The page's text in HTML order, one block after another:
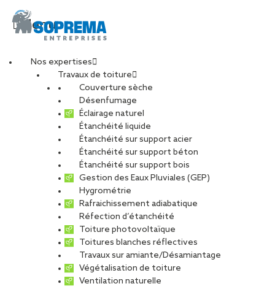
Menu
Nos expertises
Travaux de toiture
Couverture sèche
Désenfumage
Éclairage naturel
Étanchéité liquide
Étanchéité sur support acier
Étanchéité sur support béton
Étanchéité sur support bois
Gestion des Eaux Pluviales (GEP)
Hygrométrie
Rafraichissement adiabatique
Réfection d’étanchéité
Toiture photovoltaïque
Toitures blanches réflectives
Travaux sur amiante/Désamiantage
Végétalisation de toiture
Ventilation naturelle
PARTAGER